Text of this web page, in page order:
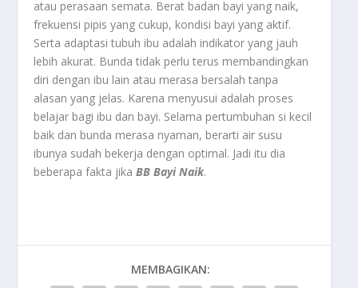
atau perasaan semata. Berat badan bayi yang naik,
frekuensi pipis yang cukup, kondisi bayi yang aktif.
Serta adaptasi tubuh ibu adalah indikator yang jauh
lebih akurat. Bunda tidak perlu terus membandingkan
diri dengan ibu lain atau merasa bersalah tanpa
alasan yang jelas. Karena menyusui adalah proses
belajar bagi ibu dan bayi. Selama pertumbuhan si kecil
baik dan bunda merasa nyaman, berarti air susu
ibunya sudah bekerja dengan optimal. Jadi itu dia
beberapa fakta jikaBB Bayi Naik.
MEMBAGIKAN: